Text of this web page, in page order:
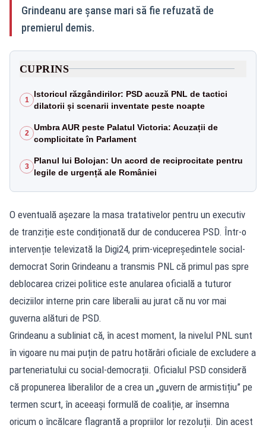
Grindeanu are șanse mari să fie refuzată de
premierul demis.
CUPRINS
1
Istoricul răzgândirilor: PSD acuză PNL de tactici
dilatorii și scenarii inventate peste noapte
2
Umbra AUR peste Palatul Victoria: Acuzații de
complicitate în Parlament
3
Planul lui Bolojan: Un acord de reciprocitate pentru
legile de urgență ale României
O eventuală așezare la masa tratativelor pentru un executiv
de tranziție este condiționată dur de conducerea PSD. Într-o
intervenție televizată la Digi24, prim-vicepreședintele social-
democrat Sorin Grindeanu a transmis PNL că primul pas spre
deblocarea crizei politice este anularea oficială a tuturor
deciziilor interne prin care liberalii au jurat că nu vor mai
guverna alături de PSD.
Grindeanu a subliniat că, în acest moment, la nivelul PNL sunt
în vigoare nu mai puțin de patru hotărâri oficiale de excludere a
parteneriatului cu social-democrații. Oficialul PSD consideră
că propunerea liberalilor de a crea un „guvern de armistițiu” pe
termen scurt, în aceeași formulă de coaliție, ar însemna
oricum o încălcare flagrantă a propriilor lor rezoluții. Din acest